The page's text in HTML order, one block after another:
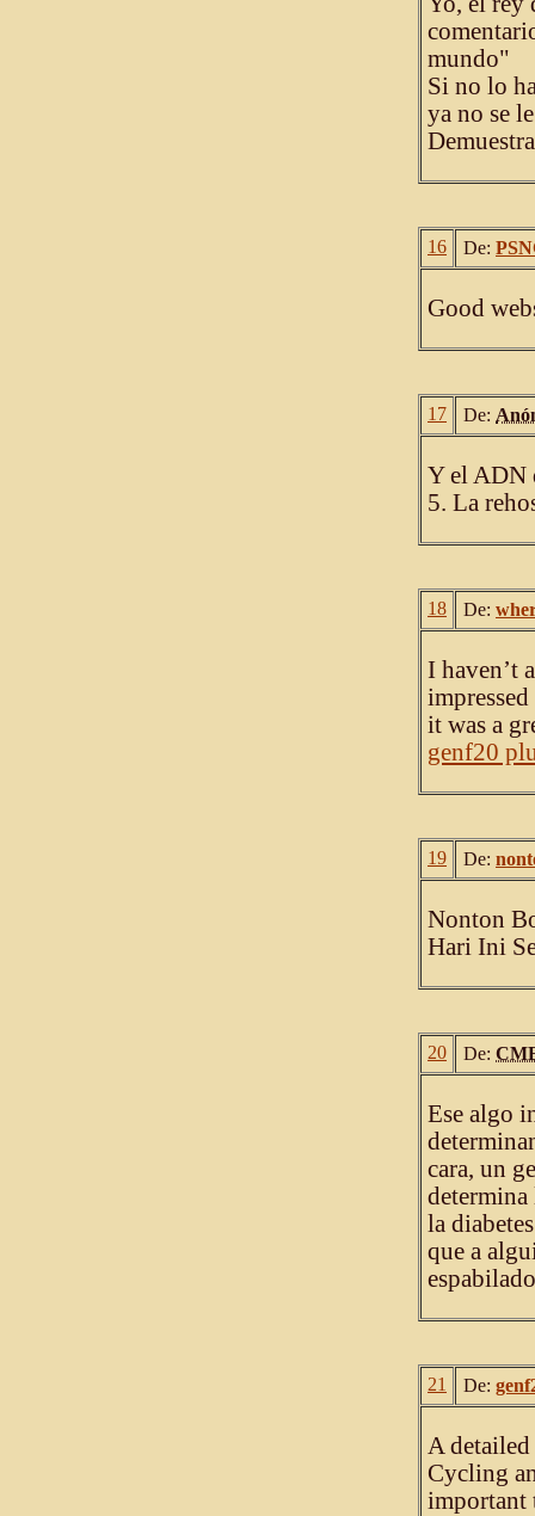
mundo"
Si no lo
ya no se
16 De:
Good
17 De:
Y el ADN
5. La
18 De:
I haven’t
it was a
genf20
19 De:
Nonton
Hari Ini
20 De:
Ese algo
cara, un
la
que a
21 De:
A
Cycling
important